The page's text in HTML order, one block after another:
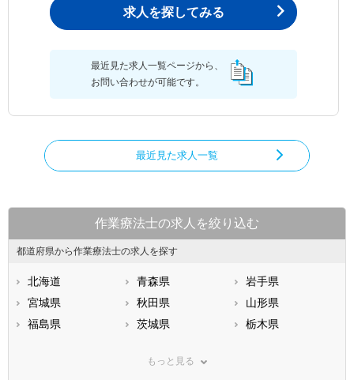
求人を探してみる
最近見た求人一覧ページから、
お問い合わせが可能です。
最近見た求人一覧
作業療法士の求人を絞り込む
都道府県から作業療法士の求人を探す
北海道 青森県
岩手県
宮城県
秋田県
山形県
福島県
茨城県
栃木県
神奈川県
もっと見る